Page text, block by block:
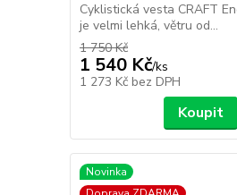
Cyklistická vesta CRAFT
je velmi lehká, větru od...
1 750 Kč
1 540 Kč/ks
1 273 Kč bez DPH
Koupit
Novinka